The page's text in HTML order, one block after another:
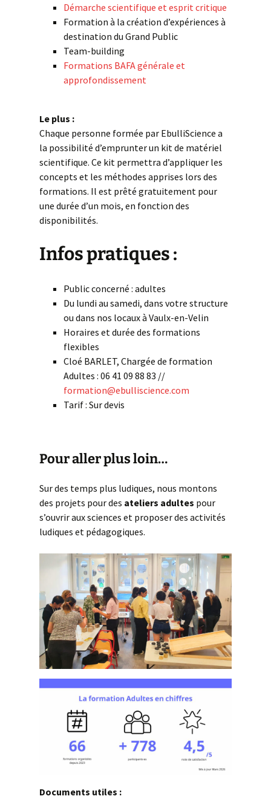
Démarche scientifique et esprit critique
Formation à la création d’expériences à
destination du Grand Public
Team-building
Formations BAFA générale et
approfondissement
Le plus :
Chaque personne formée par EbulliScience a
la possibilité d’emprunter un kit de matériel
scientifique. Ce kit permettra d’appliquer les
concepts et les méthodes apprises lors des
formations. Il est prêté gratuitement pour
une durée d’un mois, en fonction des
disponibilités.
Infos pratiques :
Public concerné : adultes
Du lundi au samedi, dans votre structure
ou dans nos locaux à Vaulx-en-Velin
Horaires et durée des formations
flexibles
Cloé BARLET, Chargée de formation
Adultes : 06 41 09 88 83 //
formation@ebulliscience.com
Tarif : Sur devis
Pour aller plus loin…
Sur des temps plus ludiques, nous montons
des projets pour des ateliers adultes pour
s’ouvrir aux sciences et proposer des activités
ludiques et pédagogiques.
Documents utiles :